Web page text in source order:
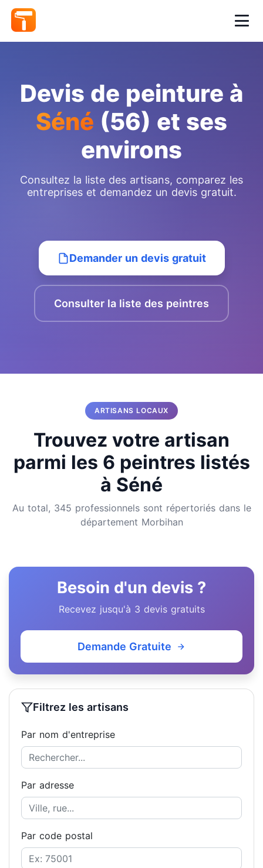
Devis de peinture à
Séné (56) et ses
environs
Consultez la liste des artisans, comparez les
entreprises et demandez un devis gratuit.
Demander un devis gratuit
Consulter la liste des peintres
ARTISANS LOCAUX
Trouvez votre artisan
parmi les 6 peintres listés
à Séné
Au total, 345 professionnels sont répertoriés dans le
département Morbihan
Besoin d'un devis ?
Recevez jusqu'à 3 devis gratuits
Demande Gratuite
Filtrez les artisans
Par nom d'entreprise
Par adresse
Par code postal